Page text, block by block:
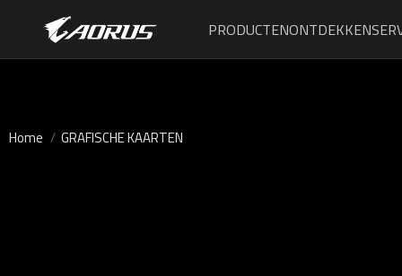
PRODUCTENONTDEKKEN
Home GRAFISCHE KAARTEN